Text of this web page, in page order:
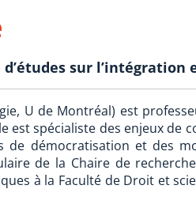
d’études sur
U de Montréal) est
est spécialiste des enjeux
de démocratisation et des
de la Chaire de
à la Faculté de Droit et